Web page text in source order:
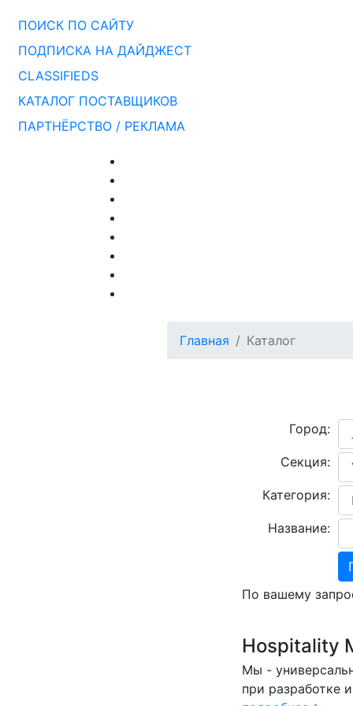
ПОИСК ПО САЙТУ
ПОДПИСКА НА ДАЙДЖЕСТ
CLASSIFIEDS
КАТАЛОГ ПОСТАВЩИКОВ
ПАРТНЁРСТВО / РЕКЛАМА
Главная Каталог
Город:
Секция:
Категория:
Название:
По вашему
Hospitality
Мы -
при разработке